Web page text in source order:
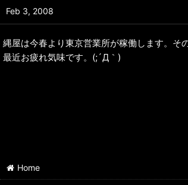
Feb 3, 2008
縄屋は今春より東京営業所が稼働します。そ
最近お疲れ気味です。(;´Д｀)
Home